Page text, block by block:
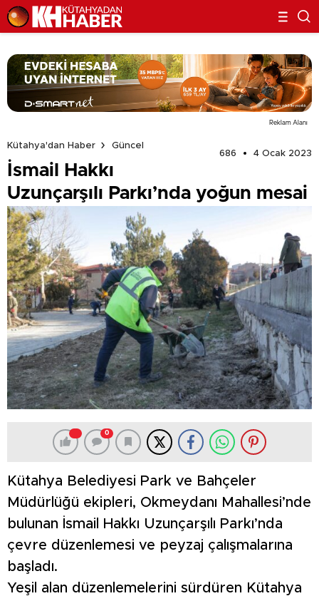
Reklam Alanı
Kütahya'dan Haber
Güncel
686
4 Ocak 2023
İsmail Hakkı
Uzunçarşılı Parkı’nda yoğun mesai
0
Kütahya Belediyesi Park ve Bahçeler
Müdürlüğü ekipleri, Okmeydanı Mahallesi’nde
bulunan İsmail Hakkı Uzunçarşılı Parkı’nda
çevre düzenlemesi ve peyzaj çalışmalarına
başladı.
Yeşil alan düzenlemelerini sürdüren Kütahya